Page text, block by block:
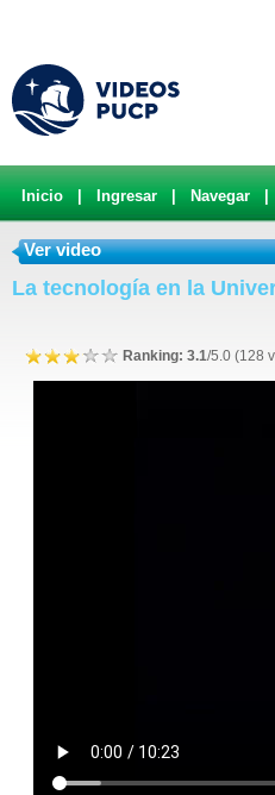
Inicio Ingresar Navegar
Ver video
La tecnología en la
Ranking: 3.1/5.0 (128